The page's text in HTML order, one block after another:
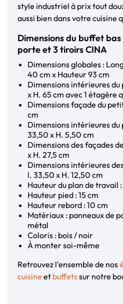
style industriel à prix tout
aussi bien dans votre cuisine
Dimensions du buffet bas
porte et 3 tiroirs CINA
Dimensions globales :
40 cm x Hauteur 93 cm
Dimensions intérieures du
x H. 65 cm avec 1 étagère
Dimensions façade du
cm
Dimensions intérieures
33,50 x H. 5,50 cm
Dimensions des façades
x H. 27,5 cm
Dimensions intérieures
l. 33,50 x H. 12,50 cm
Hauteur du plan de travail
Hauteur pied : 15 cm
Hauteur rebord : 10 cm
Matériaux : panneaux de
métal
Coloris : bois / noir
À monter soi-même
Retrouvez l'ensemble de nos
cuisine et buffetssur notre